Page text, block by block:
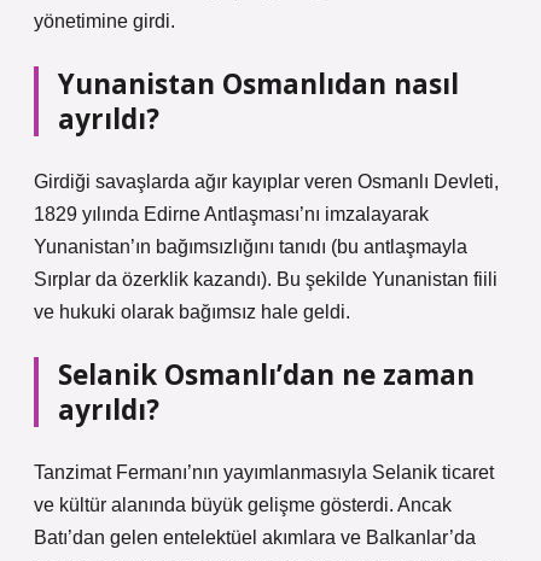
yönetimine girdi.
Yunanistan Osmanlıdan nasıl
ayrıldı?
Girdiği savaşlarda ağır kayıplar veren Osmanlı Devleti,
1829 yılında Edirne Antlaşması’nı imzalayarak
Yunanistan’ın bağımsızlığını tanıdı (bu antlaşmayla
Sırplar da özerklik kazandı). Bu şekilde Yunanistan fiili
ve hukuki olarak bağımsız hale geldi.
Selanik Osmanlı’dan ne zaman
ayrıldı?
Tanzimat Fermanı’nın yayımlanmasıyla Selanik ticaret
ve kültür alanında büyük gelişme gösterdi. Ancak
Batı’dan gelen entelektüel akımlara ve Balkanlar’da